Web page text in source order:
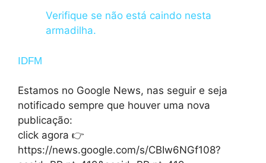
Verifique se não está caindo nesta
armadilha.
IDFM
Estamos no Google News, nas seguir e seja
notificado sempre que houver uma nova
publicação:
click agora 👉
https://news.google.com/s/CBIw6NGf108?